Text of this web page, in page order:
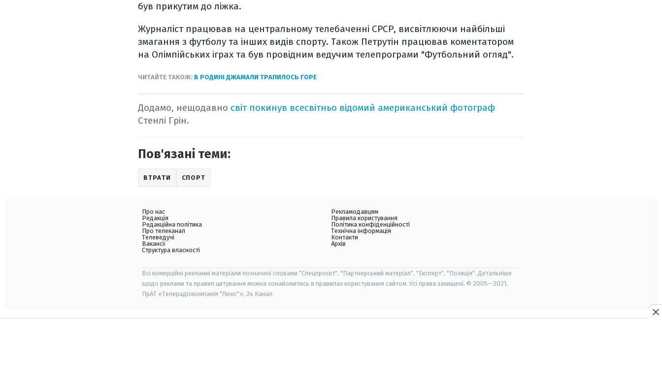
був прикутим до ліжка.
Журналіст працював на центральному телебаченні СРСР, висвітлюючи найбільші
змагання з футболу та інших видів спорту. Також Петрутін працював коментатором
на Олімпійських іграх та був провідним ведучим телепрограми "Футбольний огляд".
ЧИТАЙТЕ ТАКОЖ: В РОДИНІ ДЖАМАЛИ ТРАПИЛОСЬ ГОРЕ
Додамо, нещодавно світ покинув всесвітньо відомий американський фотограф
Стенлі Грін.
Пов'язані теми:
ВТРАТИ СПОРТ
Про нас
Редакція
Редакційна політика
Про телеканал
Телеведучі
Вакансії
Структура власності
Рекламодавцям
Правила користування
Політика конфіденційності
Технічна інформація
Контакти
Архів
Всі комерційні рекламні матеріали позначені словами "Спецпроєкт", "Партнерський матеріал", "Експерт", "Позиція". Детальніше
щодо реклами та правил цитування можна ознайомитись в правилах користування сайтом. Усі права захищені. © 2005—2021,
ПрАТ «Телерадіокомпанія "Люкс"», 24 Канал.